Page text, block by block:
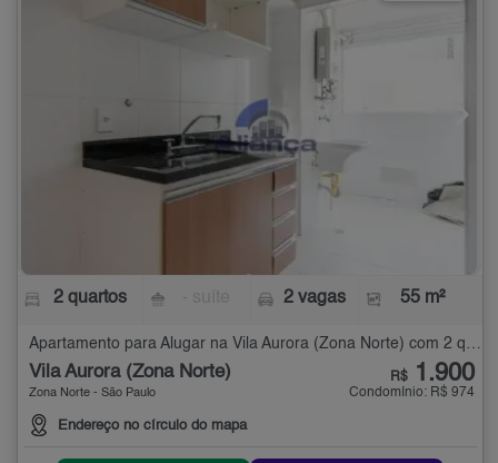
2 quartos 2 vagas 55 m²
Apartamento para Alugar na Vila Aurora (Zona Norte) com 2 quartos - 55 m²
Vila Aurora (Zona Norte)
Zona Norte - São Paulo
Endereço no círculo do mapa
R$ 1.900
Condomínio: R$ 974